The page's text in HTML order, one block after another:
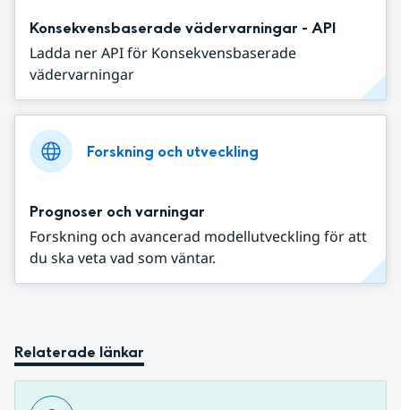
Konsekvensbaserade vädervarningar - API
Ladda ner API för Konsekvensbaserade
vädervarningar
Forskning och utveckling
Prognoser och varningar
Forskning och avancerad modellutveckling för att
du ska veta vad som väntar.
Relaterade länkar